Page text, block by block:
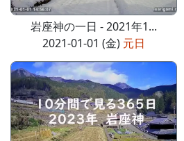
岩座神の一日 - 2021年1...
2021-01-01 (金) 元日